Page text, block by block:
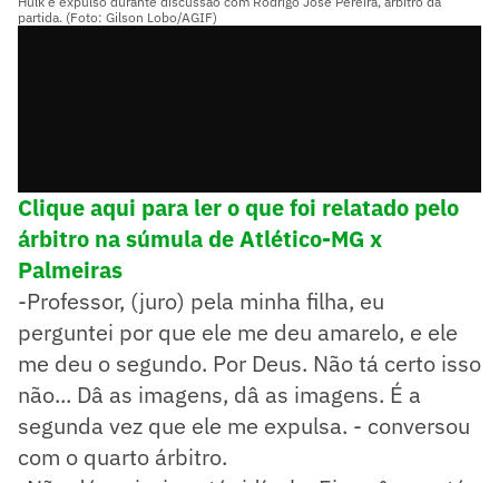
partida. (Foto: Gilson Lobo/AGIF)
Clique aqui para ler o que foi relatado pelo
árbitro na súmula de Atlético-MG x
Palmeiras
-Professor, (juro) pela minha filha, eu
perguntei por que ele me deu amarelo, e ele
me deu o segundo. Por Deus. Não tá certo isso
não... Dâ as imagens, dâ as imagens. É a
segunda vez que ele me expulsa. - conversou
com o quarto árbitro.